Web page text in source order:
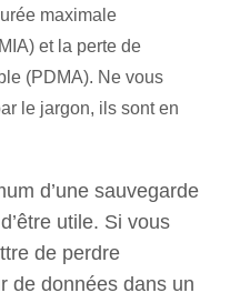
maximale
et la perte de
(PDMA). Ne vous
le jargon, ils sont en
d’une sauvegarde
utile. Si vous
de perdre
de données dans un